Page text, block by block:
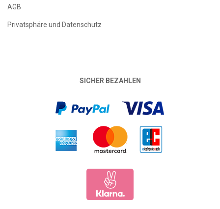
AGB
Privatsphäre und Datenschutz
SICHER BEZAHLEN